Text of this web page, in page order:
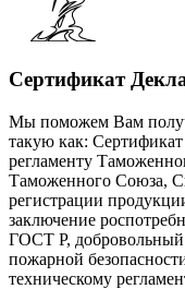
Сертификат
Мы поможем Вам
такую как: Сертификат
регламенту
Таможенного Союза,
регистрации
заключение
ГОСТ Р,
пожарной
техническому